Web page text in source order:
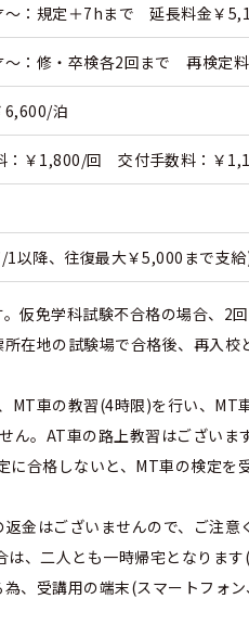
～：規定＋7hまで 延長料金￥
：修・卒検各2回まで 再検定
泊
：￥1,800/回 交付手数料：￥
以降、往復最大￥5,000まで支
仮免学科試験不合格の場合、
在地の試験場で合格後、再入校
車の教習(4時限)を行い、MT
ん。AT車の路上教習はございます
に合格しないと、MT車の検定
金はございませんので、ご注意
、二人とも一時帰宅となります
受講用の端末(スマートフォン